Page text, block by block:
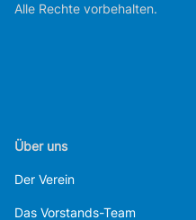
Alle Rechte vorbehalten.
Über uns
Der Verein
Das Vorstands-Team